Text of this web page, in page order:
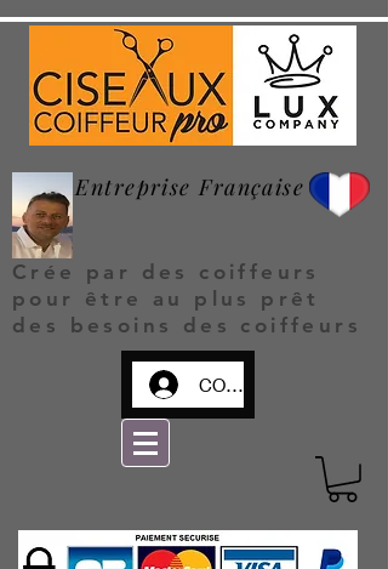
Entreprise Française
Crée par des coiffeurs
pour être au plus prêt
des besoins des coiffeurs
CONNEXION